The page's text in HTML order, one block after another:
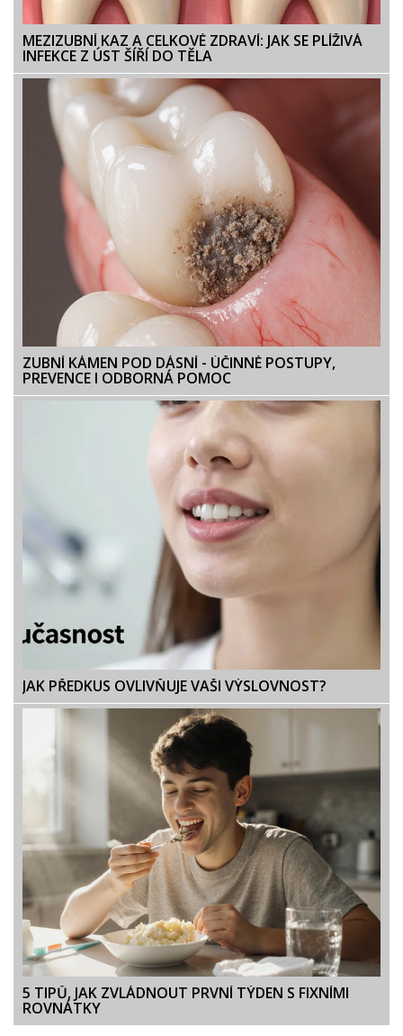
MEZIZUBNÍ KAZ A CELKOVÉ ZDRAVÍ: JAK SE PLÍŽIVÁ
INFEKCE Z ÚST ŠÍŘÍ DO TĚLA
ZUBNÍ KÁMEN POD DÁSNÍ - ÚČINNÉ POSTUPY,
PREVENCE I ODBORNÁ POMOC
JAK PŘEDKUS OVLIVŇUJE VAŠI VÝSLOVNOST?
5 TIPŮ, JAK ZVLÁDNOUT PRVNÍ TÝDEN S FIXNÍMI
ROVNÁTKY